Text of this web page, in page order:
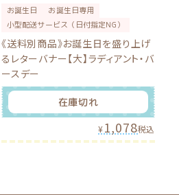
お誕生日
お誕生日専用
小型配送サービス（日付指定NG）
《送料別商品》お誕生日を盛り上げ
るレターバナー【大】ラディアント・バ
ースデー
在庫切れ
¥1,078税込